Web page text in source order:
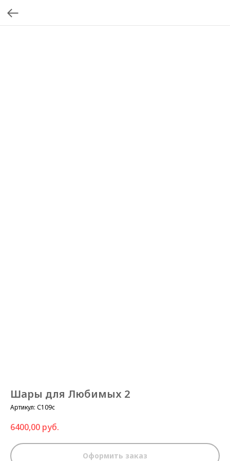
Шары для Любимых 2
Артикул: С109с
6400,00 руб.
Оформить заказ